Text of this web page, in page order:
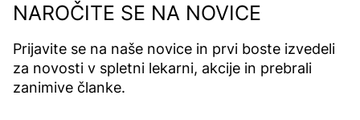
NAROČITE SE NA NOVICE
Prijavite se na naše novice in prvi boste izvedeli
za novosti v spletni lekarni, akcije in prebrali
zanimive članke.